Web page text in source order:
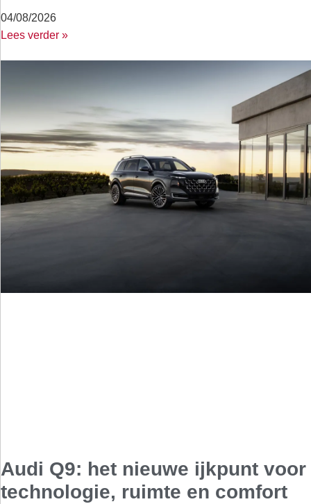
04/08/2026
Lees verder »
Audi Q9: het nieuwe ijkpunt voor
technologie, ruimte en comfort